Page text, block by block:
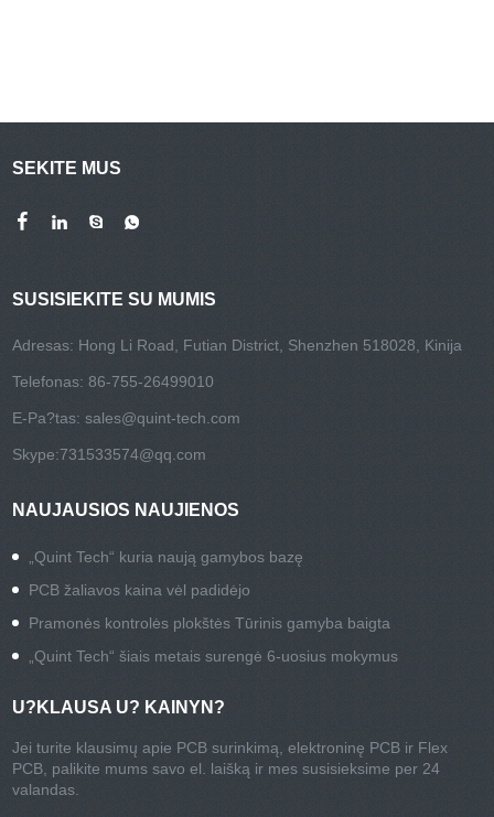
SEKITE MUS
SUSISIEKITE SU MUMIS
Adresas: Hong Li Road, Futian District, Shenzhen 518028, Kinija
Telefonas: 86-755-26499010
E-Pa?tas:sales@quint-tech.com
Skype:731533574@qq.com
NAUJAUSIOS NAUJIENOS
„Quint Tech“ kuria naują gamybos bazę
PCB žaliavos kaina vėl padidėjo
Pramonės kontrolės plokštės Tūrinis gamyba baigta
„Quint Tech“ šiais metais surengė 6-uosius mokymus
U?KLAUSA U? KAINYN?
Jei turite klausimų apie PCB surinkimą, elektroninę PCB ir Flex
PCB, palikite mums savo el. laišką ir mes susisieksime per 24
valandas.